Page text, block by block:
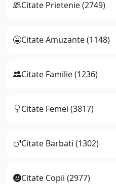
Citate Prietenie (2749)
Citate Amuzante (1148)
Citate Familie (1236)
Citate Femei (3817)
Citate Barbati (1302)
Citate Copii (2977)